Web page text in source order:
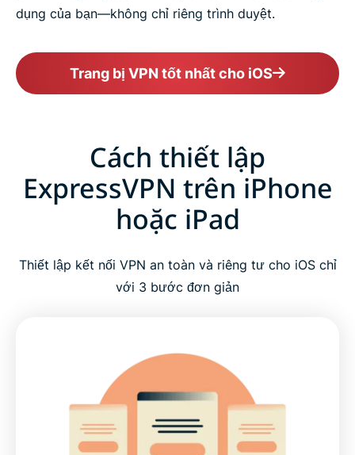
dụng của bạn—không chỉ riêng trình duyệt.
Trang bị VPN tốt nhất cho iOS
Cách thiết lập
ExpressVPN trên iPhone
hoặc iPad
Thiết lập kết nối VPN an toàn và riêng tư cho iOS chỉ
với 3 bước đơn giản